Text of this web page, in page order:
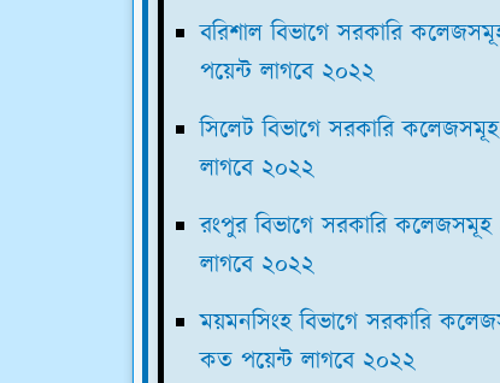
বরিশাল বিভাগে সরকারি
পয়েন্ট লাগবে ২০২২
সিলেট বিভাগে সরকারি
লাগবে ২০২২
রংপুর বিভাগে সরকারি
লাগবে ২০২২
ময়মনসিংহ বিভাগে সরকারি
কত পয়েন্ট লাগবে ২০২২